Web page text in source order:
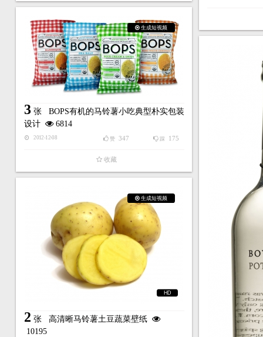
生成短视频
3张 BOPS有机的马铃薯小吃典型朴实包装
设计
6814
2012-12-08 踩 175
赞 347
收藏
生成短视频
HD
2 张 高清晰马铃薯土豆蔬菜壁纸
10195